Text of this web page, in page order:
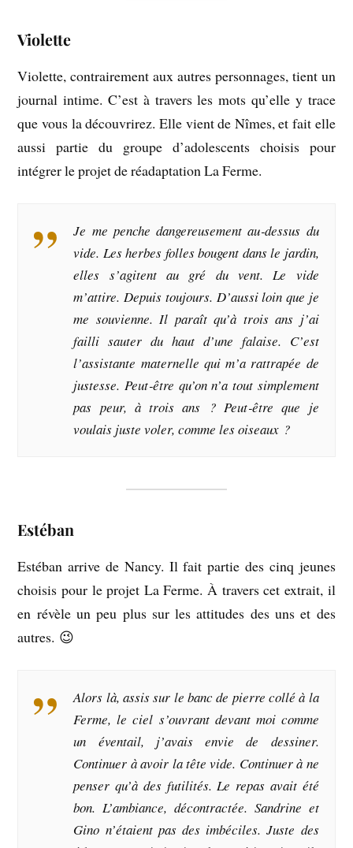
Violette
Violette, contrairement aux autres personnages, tient un
journal intime. C’est à travers les mots qu’elle y trace
que vous la découvrirez. Elle vient de Nîmes, et fait elle
aussi partie du groupe d’adolescents choisis pour
intégrer le projet de réadaptation La Ferme.
Je me penche dangereusement au‑dessus du
vide. Les herbes folles bougent dans le jardin,
elles s’agitent au gré du vent. Le vide
m’attire. Depuis toujours. D’aussi loin que je
me souvienne. Il paraît qu’à trois ans j’ai
failli sauter du haut d’une falaise. C’est
l’assistante maternelle qui m’a rattrapée de
justesse. Peut‑être qu’on n’a tout simplement
pas peur, à trois ans ? Peut‑être que je
voulais juste voler, comme les oiseaux ?
Estéban
Estéban arrive de Nancy. Il fait partie des cinq jeunes
choisis pour le projet La Ferme. À travers cet extrait, il
en révèle un peu plus sur les attitudes des uns et des
autres. 😉
Alors là, assis sur le banc de pierre collé à la
Ferme, le ciel s’ouvrant devant moi comme
un éventail, j’avais envie de dessiner.
Continuer à avoir la tête vide. Continuer à ne
penser qu’à des futilités. Le repas avait été
bon. L’ambiance, décontractée. Sandrine et
Gino n’étaient pas des imbéciles. Juste des